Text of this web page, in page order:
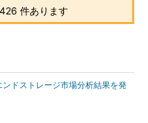
件あります
ドストレージ市場分析結果を発